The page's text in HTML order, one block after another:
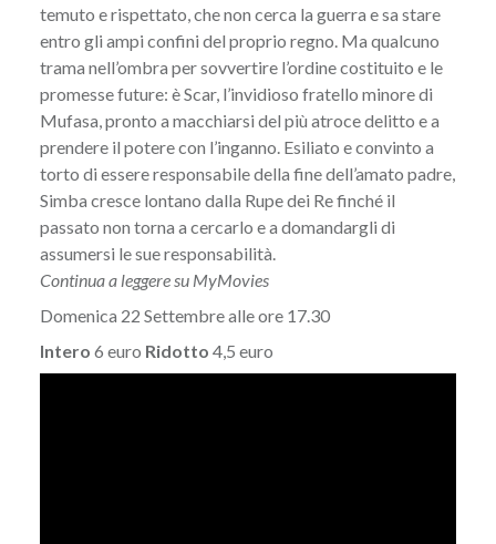
temuto e rispettato, che non cerca la guerra e sa stare
entro gli ampi confini del proprio regno. Ma qualcuno
trama nell’ombra per sovvertire l’ordine costituito e le
promesse future: è Scar, l’invidioso fratello minore di
Mufasa, pronto a macchiarsi del più atroce delitto e a
prendere il potere con l’inganno. Esiliato e convinto a
torto di essere responsabile della fine dell’amato padre,
Simba cresce lontano dalla Rupe dei Re finché il
passato non torna a cercarlo e a domandargli di
assumersi le sue responsabilità.
Continua a leggere su MyMovies
Domenica 22 Settembre alle ore 17.30
Intero 6 euro Ridotto 4,5 euro